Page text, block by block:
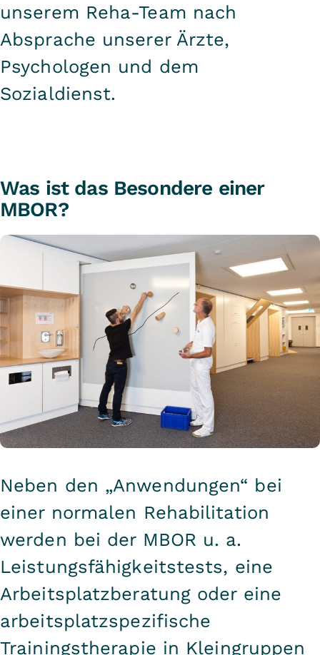
unserem Reha-Team nach
Absprache unserer Ärzte,
Psychologen und dem
Sozialdienst.
Was ist das Besondere einer
MBOR?
Neben den „Anwendungen“ bei
einer normalen Rehabilitation
werden bei der MBOR u. a.
Leistungsfähigkeitstests, eine
Arbeitsplatzberatung oder eine
arbeitsplatzspezifische
Trainingstherapie in Kleingruppen